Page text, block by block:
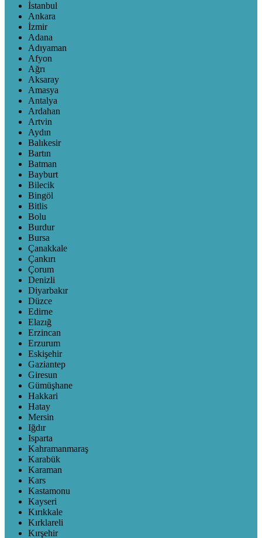
İstanbul
Ankara
İzmir
Adana
Adıyaman
Afyon
Ağrı
Aksaray
Amasya
Antalya
Ardahan
Artvin
Aydın
Balıkesir
Bartın
Batman
Bayburt
Bilecik
Bingöl
Bitlis
Bolu
Burdur
Bursa
Çanakkale
Çankırı
Çorum
Denizli
Diyarbakır
Düzce
Edirne
Elazığ
Erzincan
Erzurum
Eskişehir
Gaziantep
Giresun
Gümüşhane
Hakkari
Hatay
Mersin
Iğdır
Isparta
Kahramanmaraş
Karabük
Karaman
Kars
Kastamonu
Kayseri
Kırıkkale
Kırklareli
Kırşehir